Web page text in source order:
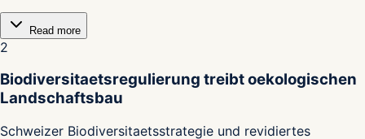
Read more
2
Biodiversitaetsregulierung treibt oekologischen
Landschaftsbau
Schweizer Biodiversitaetsstrategie und revidiertes